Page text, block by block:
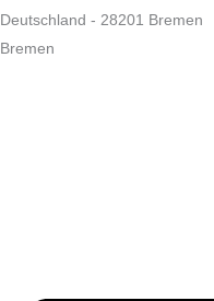
Deutschland - 28201 Bremen
Bremen